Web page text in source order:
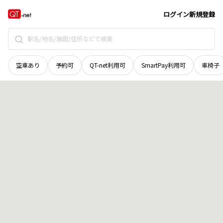
ログイン新規登録
空車あり 予約可 QT-net利用可 SmartPay利用可 車椅子
広島県